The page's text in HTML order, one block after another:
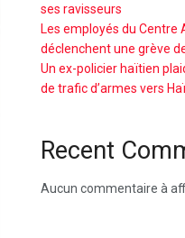
ses ravisseurs
Les employés du Centre
déclenchent une grève
Un ex-policier haïtien
de trafic d’armes vers
Recent
Aucun commentaire à